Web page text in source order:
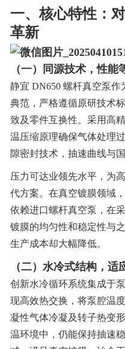
一、核心特性：
革新
（一）同源技术，性能
静宜 DN650 螺杆真空泵
典范，严格遵循原研技术
致及零件互换性。采用高
温压缩原理确保气体处理
隙密封技术，抽速曲线与
压力可达业领先水平，为
代方案。在真空镀膜领域
依赖进口螺杆真空泵，在
镀膜的均匀性和稳定性与
生产成本却大幅降低。
（二）水冷式结构，适
创新水冷循环系统集成于
现高效热交换，将泵腔温
凝性气体冷凝及转子热变
温环境中，仍能保持抽速